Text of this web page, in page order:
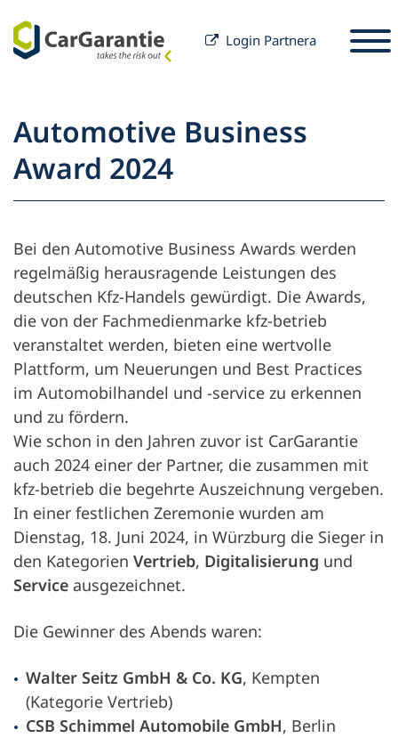
Login Partnera
Partnerzy
Właściciel pojazdu
Serwis i wsparcie
techniczne
Partnerzy
Właściciel pojazdu
Firma
Kariera
Automotive Business
Award 2024
Bei den Automotive Business Awards werden
regelmäßig herausragende Leistungen des
deutschen Kfz-Handels gewürdigt. Die Awards,
die von der Fachmedienmarke kfz-betrieb
veranstaltet werden, bieten eine wertvolle
Plattform, um Neuerungen und Best Practices
im Automobilhandel und -service zu erkennen
und zu fördern.
Wie schon in den Jahren zuvor ist CarGarantie
auch 2024 einer der Partner, die zusammen mit
kfz-betrieb die begehrte Auszeichnung vergeben.
In einer festlichen Zeremonie wurden am
Dienstag, 18. Juni 2024, in Würzburg die Sieger in
den Kategorien Vertrieb, Digitalisierung und
Service ausgezeichnet.
Die Gewinner des Abends waren:
Walter Seitz GmbH & Co. KG, Kempten
(Kategorie Vertrieb)
CSB Schimmel Automobile GmbH, Berlin